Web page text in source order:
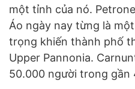
một tỉnh của nó.
Áo ngày nay từng là
trọng khiến thành phố
Upper Pannonia.
50.000 người trong gần